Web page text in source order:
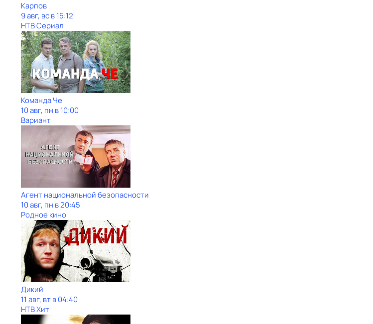
Карпов
9 авг, вс в 15:12
НТВ Сериал
Команда Че
10 авг, пн в 10:00
Вариант
Агент национальной безопасности
10 авг, пн в 20:45
Родное кино
Дикий
11 авг, вт в 04:40
НТВ Хит